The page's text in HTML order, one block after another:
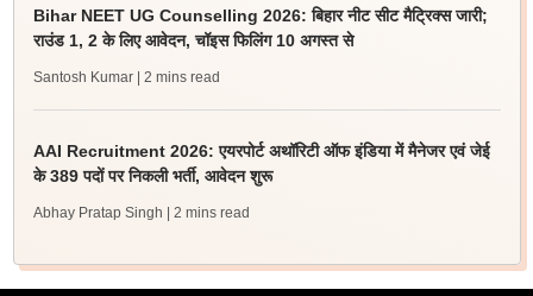
Bihar NEET UG Counselling 2026: बिहार नीट सीट मैट्रिक्स जारी;
राउंड 1, 2 के लिए आवेदन, चॉइस फिलिंग 10 अगस्त से
Santosh Kumar | 2 mins read
AAI Recruitment 2026: एयरपोर्ट अथॉरिटी ऑफ इंडिया में मैनेजर एवं जेई
के 389 पदों पर निकली भर्ती, आवेदन शुरू
Abhay Pratap Singh | 2 mins read